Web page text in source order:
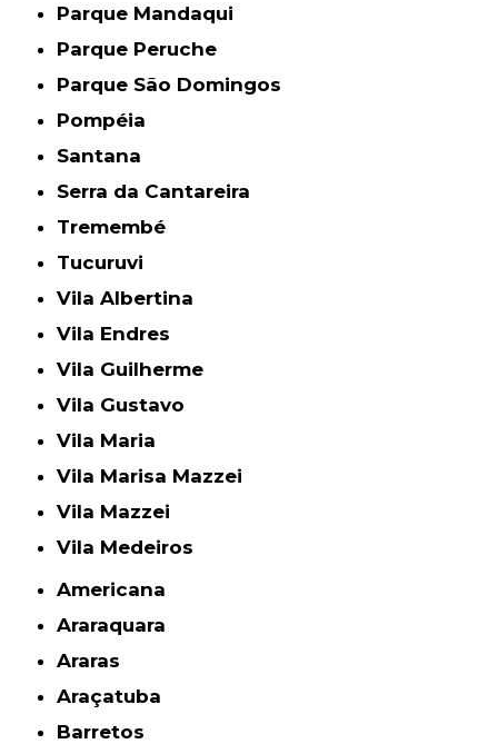
Parque Mandaqui
Parque Peruche
Parque São Domingos
Pompéia
Santana
Serra da Cantareira
Tremembé
Tucuruvi
Vila Albertina
Vila Endres
Vila Guilherme
Vila Gustavo
Vila Maria
Vila Marisa Mazzei
Vila Mazzei
Vila Medeiros
Americana
Araraquara
Araras
Araçatuba
Barretos